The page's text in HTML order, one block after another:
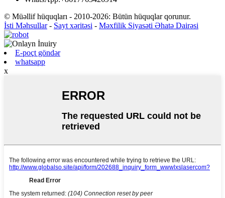
© Müəllif hüquqları - 2010-2026: Bütün hüquqlar qorunur.
İsti Məhsullar- Sayt xəritəsi - Məxfilik Siyasəti Əhatə Dairəsi
E-poçt göndər
whatsapp
x